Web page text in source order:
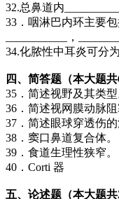
32.总鼻道内
33．咽淋巴内环主要包
___________，
34.化脓性中耳炎可分为
四、简答题（本大题
35．简述视野及其类
36．简述视网膜动脉阻
37．简述眼球穿透伤的
38．窦口鼻道复合体。
39．食道生理性狭窄。
40．Corti 器
五、论述题（本大题共